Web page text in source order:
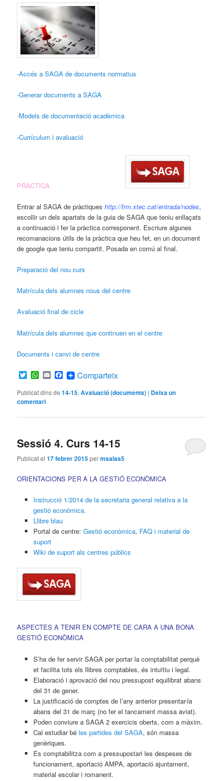
-Accés a SAGA de documents normatius
-Generar documents a SAGA
-Models de documentació acadèmica
-Currículum i avaluació
PRÀCTICA
Entrar al SAGA de pràctiqueshttp://frm.xtec.cat/entrada/nodes,
escollir un dels apartats de la guia de SAGA que teniu enllaçats
a continuació i fer la pràctica corresponent. Escriure algunes
recomanacions útils de la pràctica que heu fet, en un document
de google que teniu compartit. Posada en comú al final.
Preparació del nou curs
Matrícula dels alumnes nous del centre
Avaluació final de cicle
Matrícula dels alumnes que continuen en el centre
Documents i canvi de centre
TwitterWhatsApp
EmailFacebook
Comparteix
Publicat dins de 14-15,Avaluació (documents) | Deixa un
comentari
Sessió 4. Curs 14-15
Publicat el17 febrer 2015permsalas5
ORIENTACIONS PER A LA GESTIÓ ECONÒMICA
Instrucció 1/2014 de la secretaria general relativa a la
gestió econòmica.
Llibre blau
Portal de centre: Gestió econòmica, FAQ i material de
suport
Wiki de suport als centres públics
ASPECTES A TENIR EN COMPTE DE CARA A UNA BONA
GESTIÓ ECONÒMICA
S’ha de fer servir SAGA per portar la comptabilitat perquè
et facilita tots els llibres comptables, és intuïtiu i legal.
Elaboració i aprovació del nou pressupost equilibrat abans
del 31 de gener.
La justificació de comptes de l’any anterior presentar-la
abans del 31 de març (no fer el tancament massa aviat).
Poden conviure a SAGA 2 exercicis oberts, com a màxim.
Cal estudiar bé les partides del SAGA, són massa
genèriques.
Es comptabilitza com a pressupostari les despeses de
funcionament, aportació AMPA, aportació ajuntament,
material escolar i romanent.